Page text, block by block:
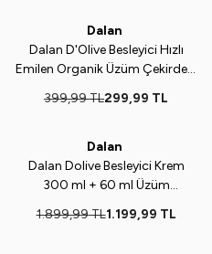
Dalan
Dalan D'Olive Besleyici Hızlı
Emilen Organik Üzüm Çekirdeği
399,99TL299,99 TL
Dalan
Dalan Dolive Besleyici Krem
300 ml + 60 ml Üzüm
1.899,99TL1.199,99 TL